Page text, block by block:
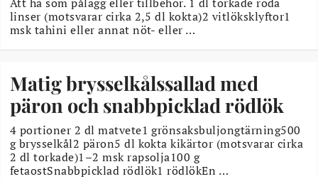
linser (motsvarar cirka 2,5 dl kokta)2 vitlöksklyftor1
msk tahini eller annat nöt- eller …
Matig brysselkålssallad med
päron och snabbpicklad rödlök
4 portioner 2 dl matvete1 grönsaksbuljongtärning500
g brysselkål2 päron5 dl kokta kikärtor (motsvarar cirka
2 dl torkade)1–2 msk rapsolja100 g
fetaostSnabbpicklad rödlök1 rödlökEn …